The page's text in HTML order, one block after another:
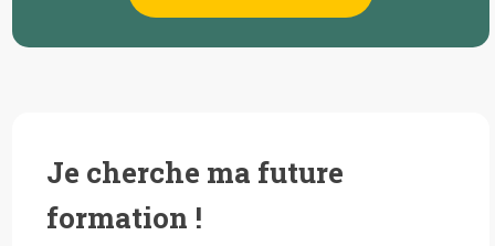
Je cherche ma future
formation !